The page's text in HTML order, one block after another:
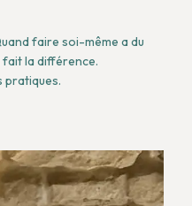
faire soi-même a du
la différence.
pratiques.